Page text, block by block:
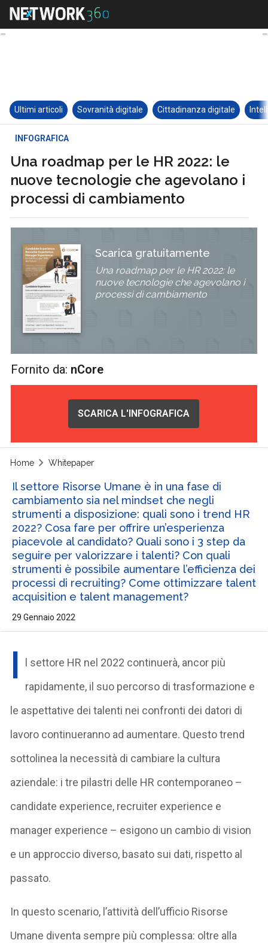
Ultimi articoli Sovranità digitale Cittadinanza digitale
INFOGRAFICA
Una roadmap per le HR 2022: le
nuove tecnologie che agevolano i
processi di cambiamento
Scarica gratuitamente
Una roadmap per le HR 2022: le
nuove tecnologie che agevolano i
processi di cambiamento
Fornito da: nCore
SCARICA L'INFOGRAFICA
Home Whitepaper
Il settore Risorse Umane è in una fase di
cambiamento sia nel mindset che negli
strumenti a disposizione: quali sono i trend HR
2022? Cosa fare per offrire un’esperienza
piacevole al candidato? Quali sono i 3 step da
seguire per valorizzare i talenti? Con quali
strumenti è possibile aumentare l’efficienza dei
processi di recruiting? Come ottimizzare talent
acquisition e talent management?
29 Gennaio 2022
I
l settore HR nel 2022 continuerà, ancor più
rapidamente, il suo percorso di trasformazione e
le aspettative dei talenti nei confronti dei datori di
lavoro continueranno ad aumentare. Questo trend
sottolinea la necessità di cambiare la cultura
aziendale: i tre pilastri delle HR contemporaneo –
candidate experience, recruiter experience e
manager experience – esigono un cambio di vision
e un approccio diverso, basato sui dati, rispetto al
passato.
In questo scenario, l’attività dell’ufficio Risorse
Umane diventa sempre più complessa: oltre alla